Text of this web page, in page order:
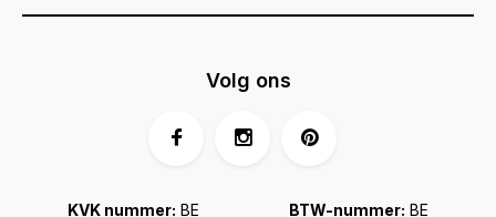
KVK nummer: BE BTW-nummer: BE
Volg ons